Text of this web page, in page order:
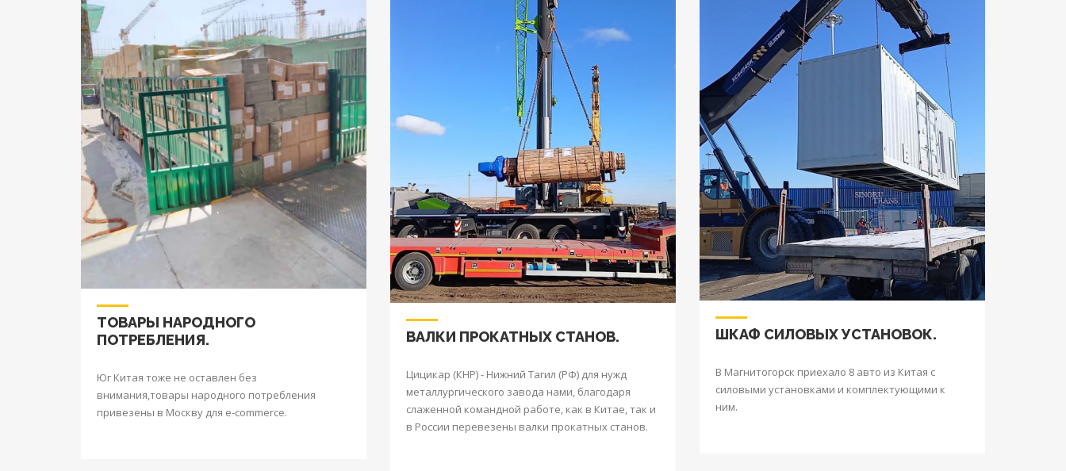
ТОВАРЫ НАРОДНОГО
ПОТРЕБЛЕНИЯ.
Юг Китая тоже не оставлен без
внимания,товары народного потребления
привезены в Москву для e-commerce.
ВАЛКИ ПРОКАТНЫХ СТАНОВ.
Цицикар (КНР) - Нижний Тагил (РФ) для нужд
металлургического завода нами, благодаря
слаженной командной работе, как в Китае, так и
в России перевезены валки прокатных станов.
ШКАФ СИЛОВЫХ УСТАНОВОК.
В Магнитогорск приехало 8 авто из Китая с
силовыми установками и комплектующими к
ним.